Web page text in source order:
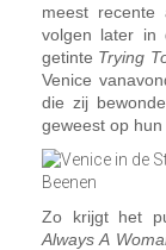
meest recente
volgen later in
getinte Trying
Venice
die zij
geweest op hun
Zo krijgt het
Always A